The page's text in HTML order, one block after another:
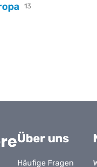
13
Über uns
Häufige Fragen